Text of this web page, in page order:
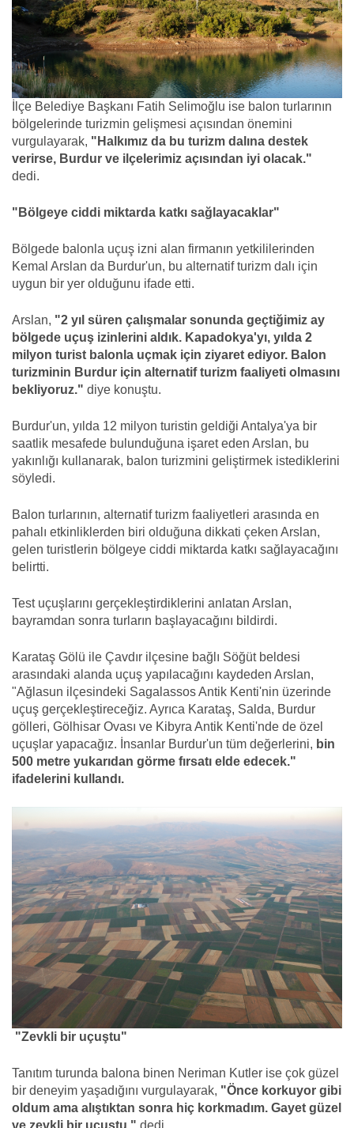
İlçe Belediye Başkanı Fatih Selimoğlu ise balon turlarının
bölgelerinde turizmin gelişmesi açısından önemini
vurgulayarak, "Halkımız da bu turizm dalına destek
verirse, Burdur ve ilçelerimiz açısından iyi olacak."
dedi.
"Bölgeye ciddi miktarda katkı sağlayacaklar"
Bölgede balonla uçuş izni alan firmanın yetkililerinden
Kemal Arslan da Burdur'un, bu alternatif turizm dalı için
uygun bir yer olduğunu ifade etti.
Arslan, "2 yıl süren çalışmalar sonunda geçtiğimiz ay
bölgede uçuş izinlerini aldık. Kapadokya'yı, yılda 2
milyon turist balonla uçmak için ziyaret ediyor. Balon
turizminin Burdur için alternatif turizm faaliyeti olmasını
bekliyoruz." diye konuştu.
Burdur'un, yılda 12 milyon turistin geldiği Antalya'ya bir
saatlik mesafede bulunduğuna işaret eden Arslan, bu
yakınlığı kullanarak, balon turizmini geliştirmek istediklerini
söyledi.
Balon turlarının, alternatif turizm faaliyetleri arasında en
pahalı etkinliklerden biri olduğuna dikkati çeken Arslan,
gelen turistlerin bölgeye ciddi miktarda katkı sağlayacağını
belirtti.
Test uçuşlarını gerçekleştirdiklerini anlatan Arslan,
bayramdan sonra turların başlayacağını bildirdi.
Karataş Gölü ile Çavdır ilçesine bağlı Söğüt beldesi
arasındaki alanda uçuş yapılacağını kaydeden Arslan,
"Ağlasun ilçesindeki Sagalassos Antik Kenti'nin üzerinde
uçuş gerçekleştireceğiz. Ayrıca Karataş, Salda, Burdur
gölleri, Gölhisar Ovası ve Kibyra Antik Kenti'nde de özel
uçuşlar yapacağız. İnsanlar Burdur'un tüm değerlerini, bin
500 metre yukarıdan görme fırsatı elde edecek."
ifadelerini kullandı.
"Zevkli bir uçuştu"
Tanıtım turunda balona binen Neriman Kutler ise çok güzel
bir deneyim yaşadığını vurgulayarak, "Önce korkuyor gibi
oldum ama alıştıktan sonra hiç korkmadım. Gayet güzel
ve zevkli bir uçuştu." dedi.